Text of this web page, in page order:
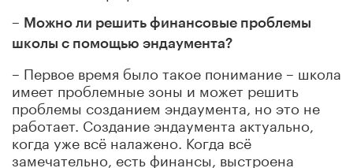
– Можно ли решить финансовые проблемы
школы с помощью эндаумента?
– Первое время было такое понимание – школа
имеет проблемные зоны и может решить
проблемы созданием эндаумента, но это не
работает. Создание эндаумента актуально,
когда уже всё налажено. Когда всё
замечательно, есть финансы, выстроена